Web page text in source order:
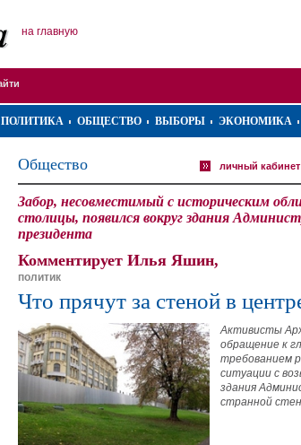
на главную
ПОЛИТИКА ОБЩЕСТВО ВЫБОРЫ ЭКОНОМИКА
Общество личный кабинет
Забор, несовместимый с историческим
столицы, появился вокруг здания
президента
Комментирует Илья Яшин,
политик
Что прячут за стеной в
Активисты
обращение к
требованием
ситуации с
здания
странной